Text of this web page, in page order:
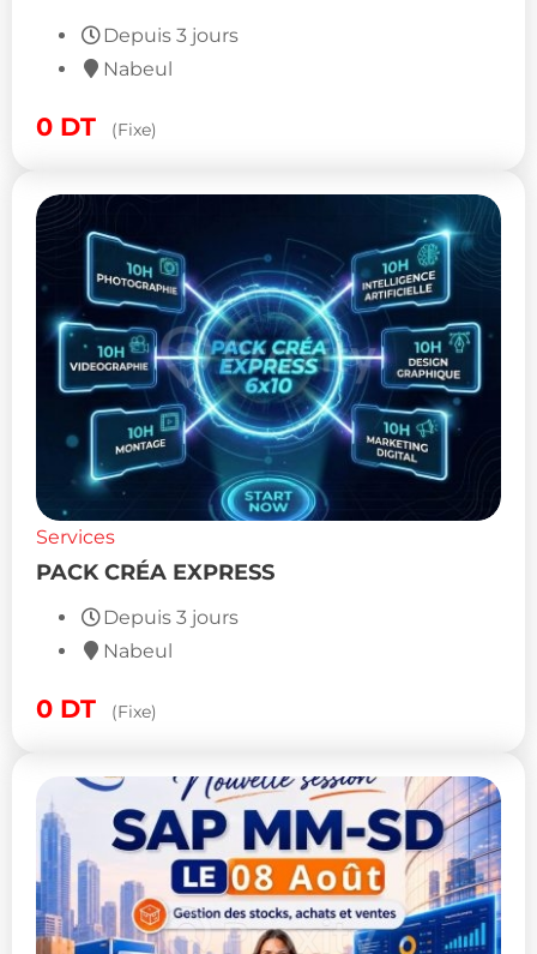
Depuis 3 jours
Nabeul
0 DT (Fixe)
Services
PACK CRÉA EXPRESS
Depuis 3 jours
Nabeul
0 DT (Fixe)